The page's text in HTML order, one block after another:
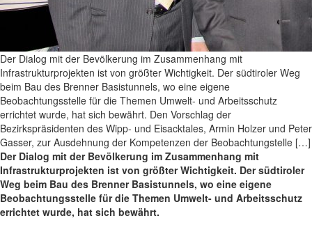
Der Dialog mit der Bevölkerung im Zusammenhang mit
Infrastrukturprojekten ist von größter Wichtigkeit. Der südtiroler Weg
beim Bau des Brenner Basistunnels, wo eine eigene
Beobachtungsstelle für die Themen Umwelt- und Arbeitsschutz
errichtet wurde, hat sich bewährt. Den Vorschlag der
Bezirkspräsidenten des Wipp- und Eisacktales, Armin Holzer und Peter
Gasser, zur Ausdehnung der Kompetenzen der Beobachtungstelle […]
Der Dialog mit der Bevölkerung im Zusammenhang mit
Infrastrukturprojekten ist von größter Wichtigkeit. Der südtiroler
Weg beim Bau des Brenner Basistunnels, wo eine eigene
Beobachtungsstelle für die Themen Umwelt- und Arbeitsschutz
errichtet wurde, hat sich bewährt.